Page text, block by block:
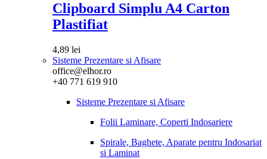
Clipboard Simplu A4 Carton
Plastifiat
4,89 lei
Sisteme Prezentare si Afisare
office@elhor.ro
+40 771 619 910
Sisteme Prezentare si Afisare
Folii Laminare, Coperti Indosariere
Spirale, Baghete, Aparate pentru Indosariat
si Laminat